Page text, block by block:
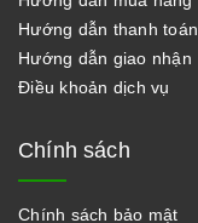
Hướng dẫn thanh toán
Hướng dẫn giao nhận
Điều khoản dịch vụ
Chính sách
Chính sách bảo mật